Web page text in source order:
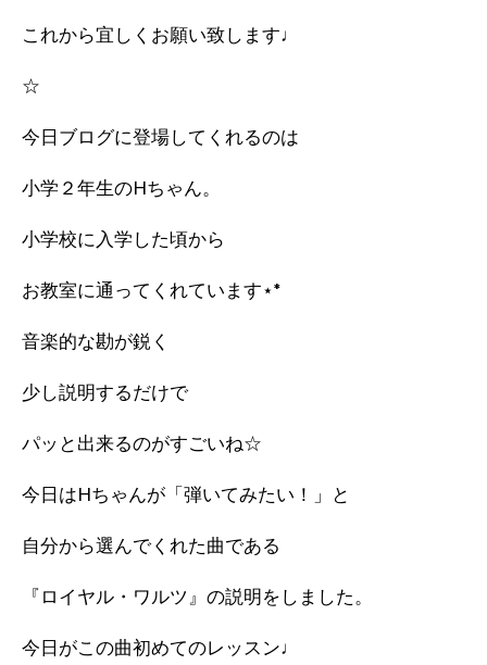
これから宜しくお願い致します♩
☆
今日ブログに登場してくれるのは
小学２年生のHちゃん。
小学校に入学した頃から
お教室に通ってくれています⋆*
音楽的な勘が鋭く
少し説明するだけで
パッと出来るのがすごいね☆
今日はHちゃんが「弾いてみたい！」と
自分から選んでくれた曲である
『ロイヤル・ワルツ』の説明をしました。
今日がこの曲初めてのレッスン♩